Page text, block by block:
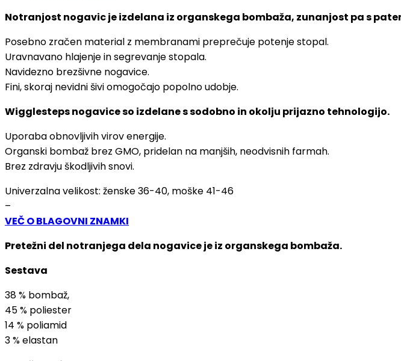
Notranjost nogavic je izdelana iz organskega bombaža, zunanjost pa s
Posebno zračen material z membranami preprečuje potenje stopal.
Uravnavano hlajenje in segrevanje stopala.
Navidezno brezšivne nogavice.
Fini, skoraj nevidni šivi omogočajo popolno udobje.
Wigglesteps nogavice so izdelane s sodobno in okolju prijazno tehnologijo.
Uporaba obnovljivih virov energije.
Organski bombaž brez GMO, pridelan na manjših, neodvisnih farmah.
Brez zdravju škodljivih snovi.
Univerzalna velikost: ženske 36-40, moške 41-46
–
VEČ O BLAGOVNI ZNAMKI
Pretežni del notranjega dela nogavice je iz organskega bombaža.
Sestava
38 % bombaž,
45 % poliester
14 % poliamid
3 % elastan